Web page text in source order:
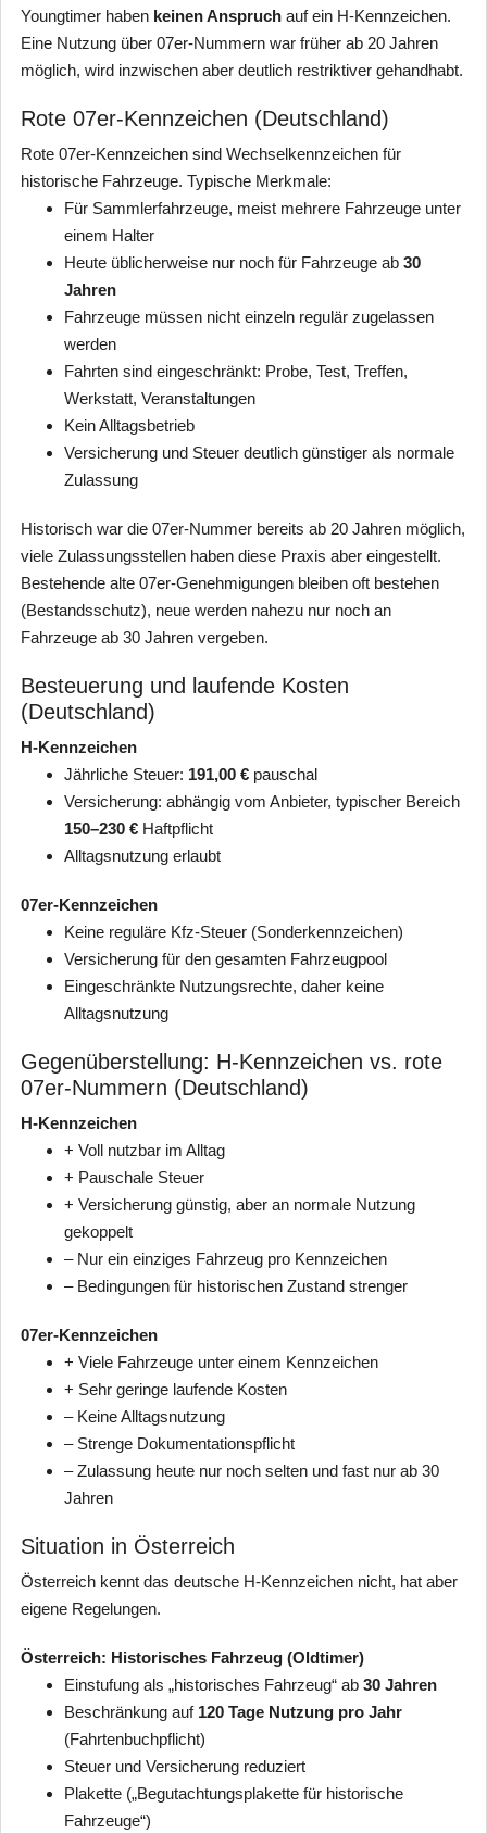
Youngtimer haben keinen Anspruch auf ein H-Kennzeichen.
Eine Nutzung über 07er-Nummern war früher ab 20 Jahren
möglich, wird inzwischen aber deutlich restriktiver gehandhabt.
Rote 07er-Kennzeichen (Deutschland)
Rote 07er-Kennzeichen sind Wechselkennzeichen für
historische Fahrzeuge. Typische Merkmale:
Für Sammlerfahrzeuge, meist mehrere Fahrzeuge unter
einem Halter
Heute üblicherweise nur noch für Fahrzeuge ab 30
Jahren
Fahrzeuge müssen nicht einzeln regulär zugelassen
werden
Fahrten sind eingeschränkt: Probe, Test, Treffen,
Werkstatt, Veranstaltungen
Kein Alltagsbetrieb
Versicherung und Steuer deutlich günstiger als normale
Zulassung
Historisch war die 07er-Nummer bereits ab 20 Jahren möglich,
viele Zulassungsstellen haben diese Praxis aber eingestellt.
Bestehende alte 07er-Genehmigungen bleiben oft bestehen
(Bestandsschutz), neue werden nahezu nur noch an
Fahrzeuge ab 30 Jahren vergeben.
Besteuerung und laufende Kosten
(Deutschland)
H-Kennzeichen
Jährliche Steuer: 191,00 € pauschal
Versicherung: abhängig vom Anbieter, typischer Bereich
150–230 € Haftpflicht
Alltagsnutzung erlaubt
07er-Kennzeichen
Keine reguläre Kfz-Steuer (Sonderkennzeichen)
Versicherung für den gesamten Fahrzeugpool
Eingeschränkte Nutzungsrechte, daher keine
Alltagsnutzung
Gegenüberstellung: H-Kennzeichen vs. rote
07er-Nummern (Deutschland)
H-Kennzeichen
+ Voll nutzbar im Alltag
+ Pauschale Steuer
+ Versicherung günstig, aber an normale Nutzung
gekoppelt
– Nur ein einziges Fahrzeug pro Kennzeichen
– Bedingungen für historischen Zustand strenger
07er-Kennzeichen
+ Viele Fahrzeuge unter einem Kennzeichen
+ Sehr geringe laufende Kosten
– Keine Alltagsnutzung
– Strenge Dokumentationspflicht
– Zulassung heute nur noch selten und fast nur ab 30
Jahren
Situation in Österreich
Österreich kennt das deutsche H-Kennzeichen nicht, hat aber
eigene Regelungen.
Österreich: Historisches Fahrzeug (Oldtimer)
Einstufung als „historisches Fahrzeug“ ab 30 Jahren
Beschränkung auf 120 Tage Nutzung pro Jahr
(Fahrtenbuchpflicht)
Steuer und Versicherung reduziert
Plakette („Begutachtungsplakette für historische
Fahrzeuge“)